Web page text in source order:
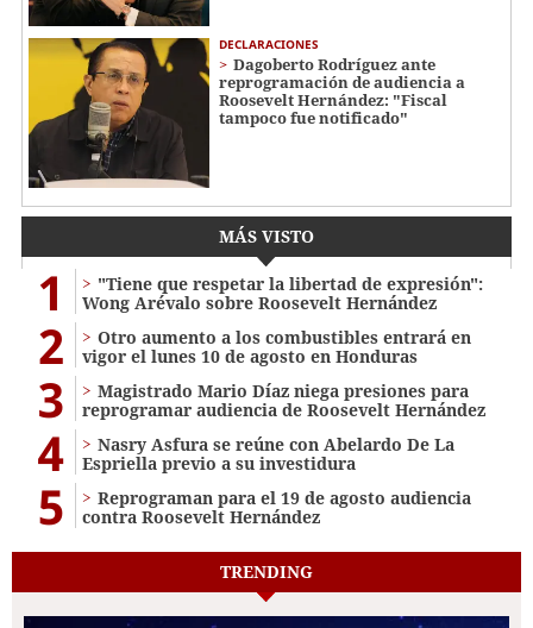
DECLARACIONES
Dagoberto Rodríguez ante
reprogramación de audiencia a
Roosevelt Hernández: "Fiscal
tampoco fue notificado"
MÁS VISTO
1
"Tiene que respetar la libertad de expresión":
Wong Arévalo sobre Roosevelt Hernández
2
Otro aumento a los combustibles entrará en
vigor el lunes 10 de agosto en Honduras
3
Magistrado Mario Díaz niega presiones para
reprogramar audiencia de Roosevelt Hernández
4
Nasry Asfura se reúne con Abelardo De La
Espriella previo a su investidura
5
Reprograman para el 19 de agosto audiencia
contra Roosevelt Hernández
TRENDING